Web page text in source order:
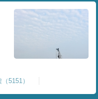
5151）